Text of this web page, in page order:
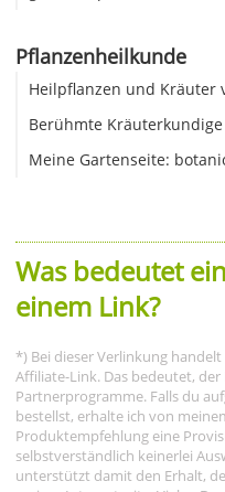
Pflanzenheilkunde
Heilpflanzen und Kräuter
Berühmte Kräuterkundige
Meine Gartenseite:
Was bedeutet
einem Link?
*) Bei dieser Verlinkung
Affiliate-Link. Das bedeutet,
Partnerprogramme. Falls du
bestellst, erhalte ich von
Produktempfehlung eine
selbstverständlich keinerlei
unterstützt damit den Erhalt,